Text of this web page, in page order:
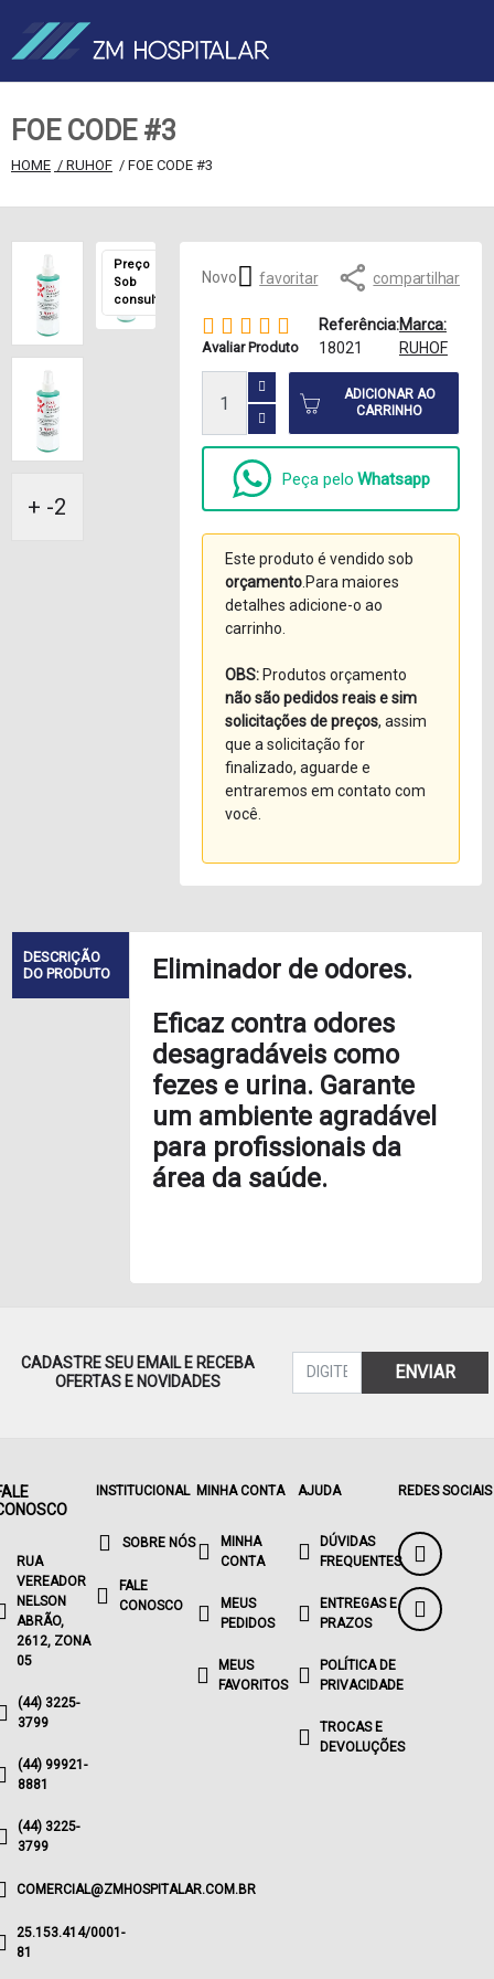
FOE CODE #3
HOME / RUHOF / FOE CODE #3
Preço
Sob
consulta
+ -2
Novo favoritar compartilhar
Avaliar Produto
Referência:
18021
Marca:
RUHOF
ADICIONAR AO
CARRINHO
Peça pelo Whatsapp
Este produto é vendido sob
orçamento .Para maiores
detalhes adicione-o ao
carrinho.
OBS: Produtos orçamento
não são pedidos reais e sim
solicitações de preços, assim
que a solicitação for
finalizado, aguarde e
entraremos em contato com
você.
DESCRIÇÃO
DO PRODUTO
Eliminador de odores.
Eficaz contra odores
desagradáveis como
fezes e urina. Garante
um ambiente agradável
para profissionais da
área da saúde.
CADASTRE SEU EMAIL E RECEBA
OFERTAS E NOVIDADES
ENVIAR
RUA
VEREADOR
NELSON
ABRÃO,
2612, ZONA
05
(44) 3225-
3799
(44) 99921-
8881
(44) 3225-
3799
COMERCIAL@ZMHOSPITALAR.COM.BR
25.153.414/0001-
81
INSTITUCIONAL
SOBRE NÓS
FALE
CONOSCO
MINHA CONTA
MINHA
CONTA
MEUS
PEDIDOS
MEUS
FAVORITOS
AJUDA
DÚVIDAS
FREQUENTES
ENTREGAS E
PRAZOS
POLÍTICA DE
PRIVACIDADE
TROCAS E
DEVOLUÇÕES
REDES SOCIAIS